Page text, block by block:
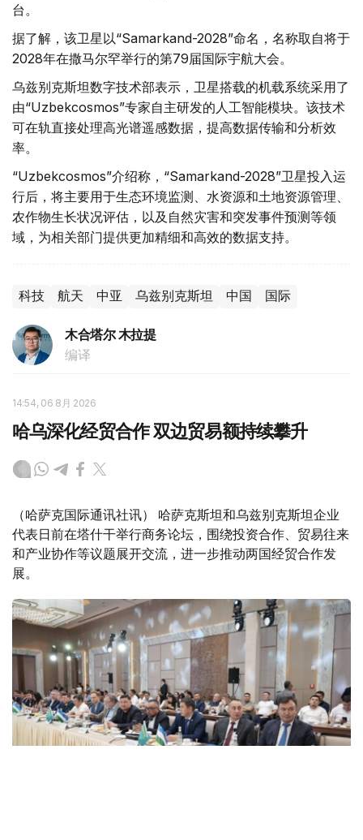
台。
据了解，该卫星以“Samarkand-2028”命名，名称取自将于
2028年在撒马尔罕举行的第79届国际宇航大会。
乌兹别克斯坦数字技术部表示，卫星搭载的机载系统采用了
由“Uzbekcosmos”专家自主研发的人工智能模块。该技术
可在轨直接处理高光谱遥感数据，提高数据传输和分析效
率。
“Uzbekcosmos”介绍称，“Samarkand-2028”卫星投入运
行后，将主要用于生态环境监测、水资源和土地资源管理、
农作物生长状况评估，以及自然灾害和突发事件预测等领
域，为相关部门提供更加精细和高效的数据支持。
科技 航天 中亚 乌兹别克斯坦 中国 国际
木合塔尔 木拉提
编译
14:54, 06 8月 2026
哈乌深化经贸合作 双边贸易额持续攀升
（哈萨克国际通讯社讯） 哈萨克斯坦和乌兹别克斯坦企业
代表日前在塔什干举行商务论坛，围绕投资合作、贸易往来
和产业协作等议题展开交流，进一步推动两国经贸合作发
展。